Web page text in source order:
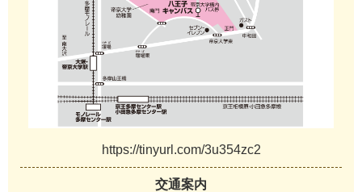
https://tinyurl.com/3u354zc2
交通案内